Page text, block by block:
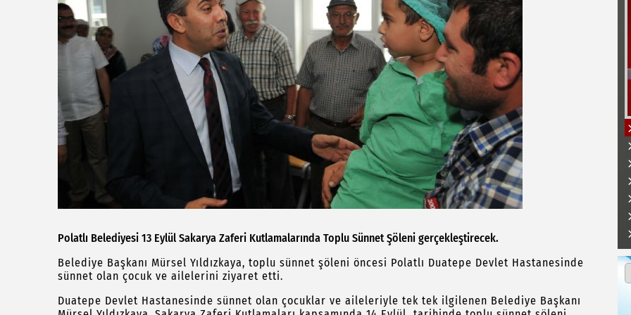
Polatlı Belediyesi 13 Eylül Sakarya Zaferi Kutlamalarında Toplu Sünnet Şöleni gerçekleştirecek.
Belediye Başkanı Mürsel Yıldızkaya, toplu sünnet şöleni öncesi Polatlı Duatepe Devlet Hastanesinde
sünnet olan çocuk ve ailelerini ziyaret etti.
Duatepe Devlet Hastanesinde sünnet olan çocuklar ve aileleriyle tek tek ilgilenen Belediye Başkanı